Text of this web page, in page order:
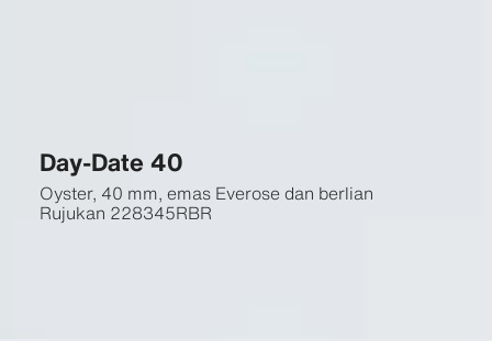
Day-Date 40
Oyster, 40 mm, emas Everose dan berlian
Rujukan 228345RBR